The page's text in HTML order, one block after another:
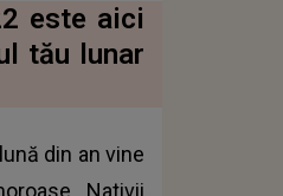
este aici
tău lunar
din an vine
Nativii